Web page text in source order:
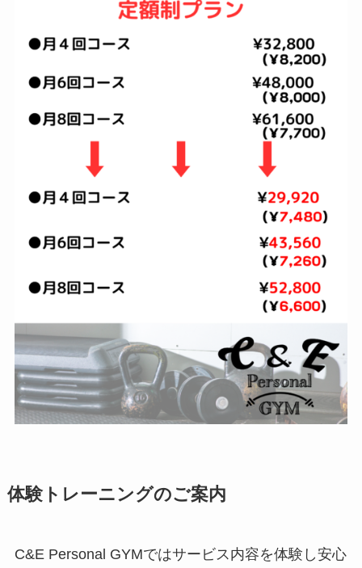
体験トレーニングのご案内
C&E Personal GYMではサービス内容を体験し安心